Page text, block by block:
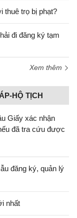
thuê trọ bị phạt?
đi đăng ký tạm
Xem thêm
HỘ TỊCH
Giấy xác nhận
đã tra cứu được
đăng ký, quản lý
nhất